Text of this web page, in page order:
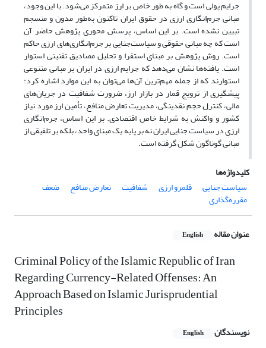
جرایم پولی است و گاه به طور خاص بر ارز متمرکز می‌شود. با این وجود،
مبانی جرم‌انگاری ارزی در حقوق ایران تاکنون به‌طور مدون و منسجم
تبیین نشده است. بر این اساس، پرسش محوری پژوهش حاضر آن
است که چه مبانی حقوقی و سیاست‌جنایی بر جرم‌انگاری‌های ارزی حاکم
است. روش پژوهش بر مبنای استقرا و تحلیل مصادیق تقنینی استوار
است. یافته‌ها نشان می‌دهد که جرایم ارزی در ایران بر مبانی متنوعی
استوارند که از جمله مهم‌ترین آن‌ها می‌توان به این موارد اشاره کرد:
پیشگیری از ترویج قمار در بازار ارز، ضرورت شفافیت در جریان‌های
مالی، کنترل حجم نقدینگی، مدیریت تعارض منافع، تأمین ارز مورد نیاز
کشور و واکنش به شرایط خاص اقتصادی. بر این اساس، جرم‌انگاری
ارزی در سیاست جنایی ایران نه بر پایه یک مبنای واحد، بلکه بر تلفیقی از
مبانی گوناگون شکل گرفته است.
کلیدواژه‌ها
سیاست جنایی
قلمرو ارزی شفافیت تعارض منافع ضعف
مقرره‌گذاری
عنوان مقاله English
Criminal Policy of the Islamic Republic of Iran
Regarding Currency-Related Offenses: An
Approach Based on Islamic Jurisprudential
Principles
نویسندگان English